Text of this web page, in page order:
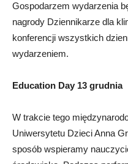
Gospodarzem wydarzenia
nagrody Dziennikarze dla
konferencji wszystkich
wydarzeniem.
Education Day 13 grudnia
W trakcie tego
Uniwersytetu Dzieci Anna
sposób wspieramy